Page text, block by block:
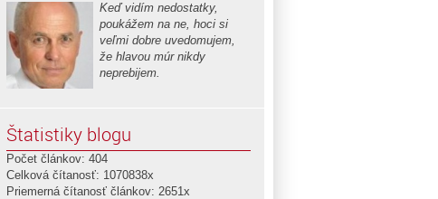
Keď vidím nedostatky,
poukážem na ne, hoci si
veľmi dobre uvedomujem,
že hlavou múr nikdy
neprebijem.
Štatistiky blogu
Počet článkov: 404
Celková čítanosť: 1070838x
Priemerná čítanosť článkov: 2651x